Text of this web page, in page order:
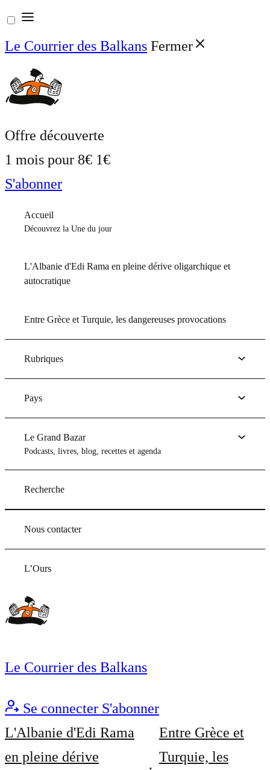
Aller
au
contenu
Le Courrier des Balkans Fermer
Offre découverte
1 mois pour 8€ 1€
S'abonner
Accueil
Découvrez la Une du jour
L'Albanie d'Edi Rama en pleine dérive oligarchique et
autocratique
Entre Grèce et Turquie, les dangereuses provocations
Rubriques
Pays
Le Grand Bazar
Podcasts, livres, blog, recettes et agenda
Recherche
Nous contacter
L’Ours
Le Courrier des Balkans
Se connecter S'abonner
L'Albanie d'Edi Rama
en pleine dérive
Entre Grèce et
Turquie, les